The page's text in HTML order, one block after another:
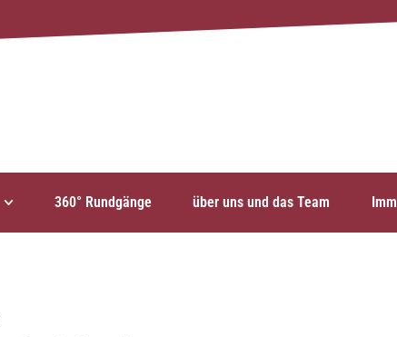
360° Rundgänge über uns und das Team